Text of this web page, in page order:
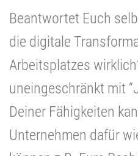
Beantwortet Euch
die digitale
Arbeitsplatzes
uneingeschränkt mit
Deiner Fähigkeiten
Unternehmen dafür